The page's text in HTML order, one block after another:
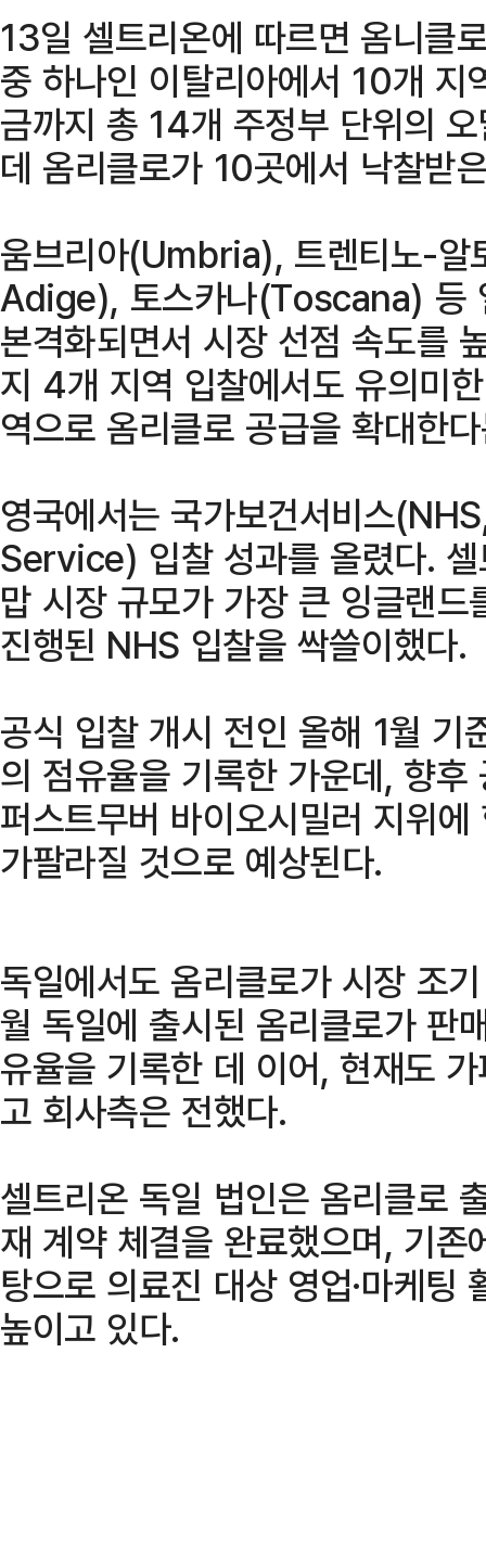
13일 셀트리온에 따르면 옴니클
중 하나인 이탈리아에서 10개 지
금까지 총 14개 주정부 단위의
데 옴리클로가 10곳에서 낙찰받
움브리아(Umbria), 트렌티노-
Adige), 토스카나(Toscana) 등
본격화되면서 시장 선점 속도를
지 4개 지역 입찰에서도 유의미
역으로 옴리클로 공급을 확대한
영국에서는 국가보건서비스
Service) 입찰 성과를 올렸다.
맙 시장 규모가 가장 큰 잉글랜
진행된 NHS 입찰을 싹쓸이했다.
공식 입찰 개시 전인 올해 1월 기
의 점유율을 기록한 가운데, 향
퍼스트무버 바이오시밀러 지위
가팔라질 것으로 예상된다.
독일에서도 옴리클로가 시장 조
월 독일에 출시된 옴리클로가 판
유율을 기록한 데 이어, 현재도
고 회사측은 전했다.
셀트리온 독일 법인은 옴리클로
재 계약 체결을 완료했으며, 기
탕으로 의료진 대상 영업·마케팅
높이고 있다.